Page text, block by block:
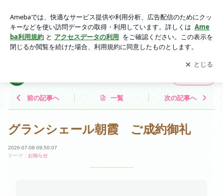
アプリをダウンロードして ブログの更新通知
を受け取りまし
ょう。
開く
前の記事へ 一覧 次の記事へ
グランシェール朝霞 ご成約御礼
2026-07-08 09:50:07
テーマ： お知らせ